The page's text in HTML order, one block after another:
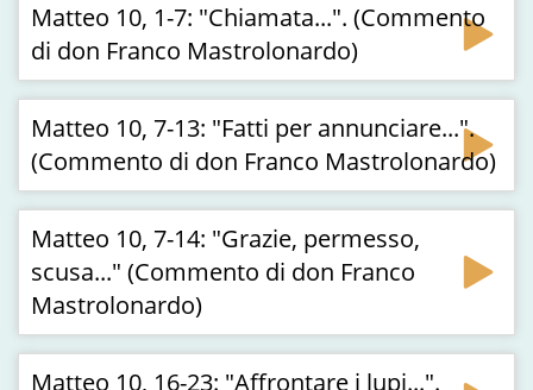
Matteo 10, 1-7: "Chiamata...". (Commento
di don Franco Mastrolonardo)
Matteo 10, 7-13: "Fatti per annunciare...".
(Commento di don Franco Mastrolonardo)
Matteo 10, 7-14: "Grazie, permesso,
scusa..." (Commento di don Franco
Mastrolonardo)
Matteo 10, 16-23: "Affrontare i lupi...".